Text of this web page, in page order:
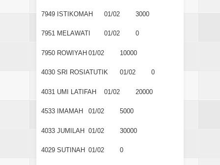
7949 ISTIKOMAH 01/02 3000
7951 MELAWATI 01/02 0
7950 ROWIYAH 01/02 10000
4030 SRI ROSIATUTIK 01/02 0
4031 UMI LATIFAH 01/02 20000
4533 IMAMAH 01/02 5000
4033 JUMILAH 01/02 30000
4029 SUTINAH 01/02 0